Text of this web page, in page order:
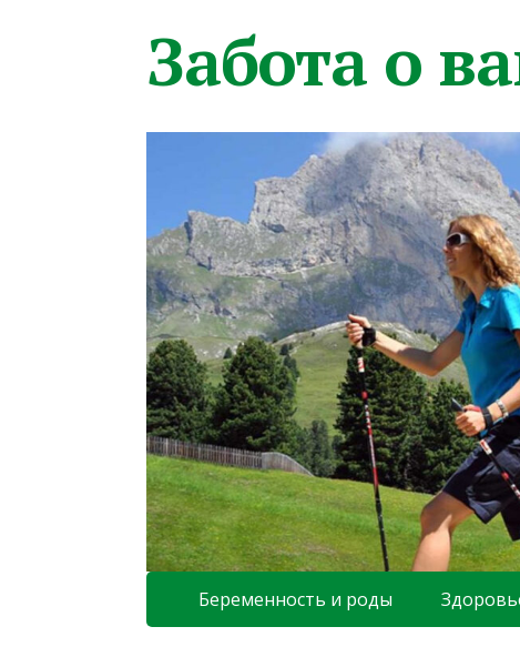
Забота о
Беременность и роды